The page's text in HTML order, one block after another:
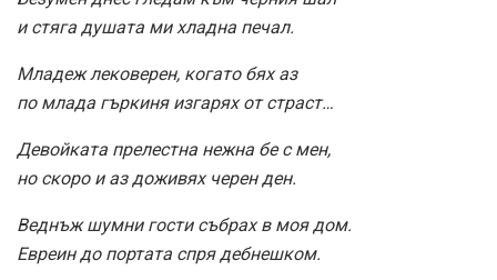
и стяга душата ми хладна печал.
Младеж лековерен, когато бях аз
по млада гъркиня изгарях от страст…
Девойката прелестна нежна бе с мен,
но скоро и аз доживях черен ден.
Веднъж шумни гости събрах в моя дом.
Евреин до портата спря дебнешком.